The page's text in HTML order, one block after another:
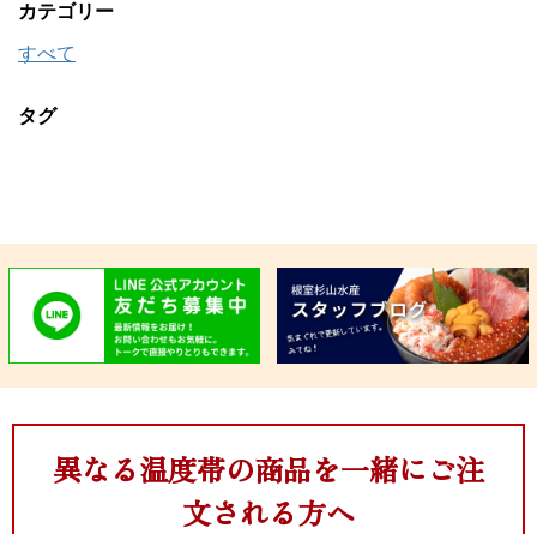
カテゴリー
すべて
タグ
異なる温度帯の商品を一緒にご注
文される方へ